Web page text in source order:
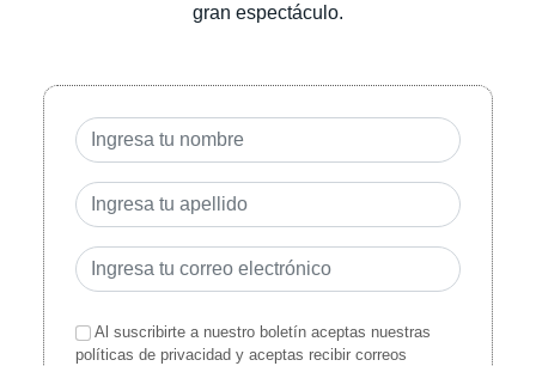
gran espectáculo.
Al suscribirte a nuestro boletín aceptas nuestras
políticas de privacidad y aceptas recibir correos